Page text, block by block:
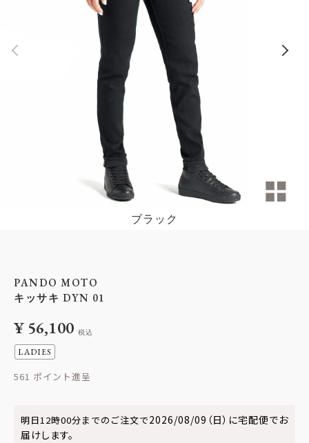
ブラック
PANDO MOTO
キッサキ DYN 01
¥ 56,100 税込
LADIES
561
明日12時00分までのご注文で2026/08/09（日） に宅配便でお
届けします。